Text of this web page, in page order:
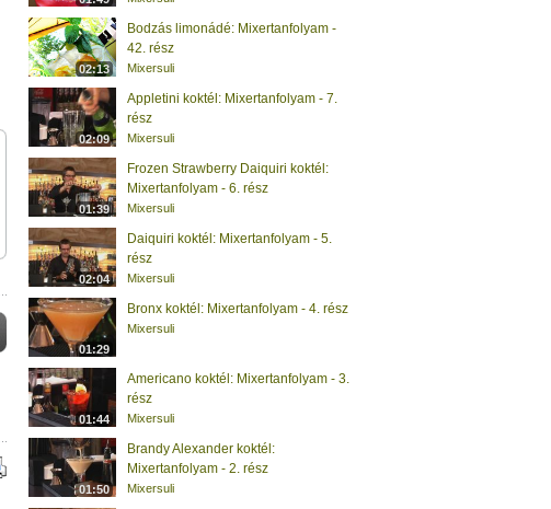
02:13
Bodzás limonádé: Mixertanfolyam -
42. rész
Mixersuli
02:09
Appletini koktél: Mixertanfolyam - 7.
rész
Mixersuli
01:39
Frozen Strawberry Daiquiri koktél:
Mixertanfolyam - 6. rész
Mixersuli
02:04
Daiquiri koktél: Mixertanfolyam - 5.
rész
Mixersuli
01:29
Bronx koktél: Mixertanfolyam - 4. rész
Mixersuli
01:44
Americano koktél: Mixertanfolyam - 3.
rész
Mixersuli
01:50
Brandy Alexander koktél:
Mixertanfolyam - 2. rész
Mixersuli